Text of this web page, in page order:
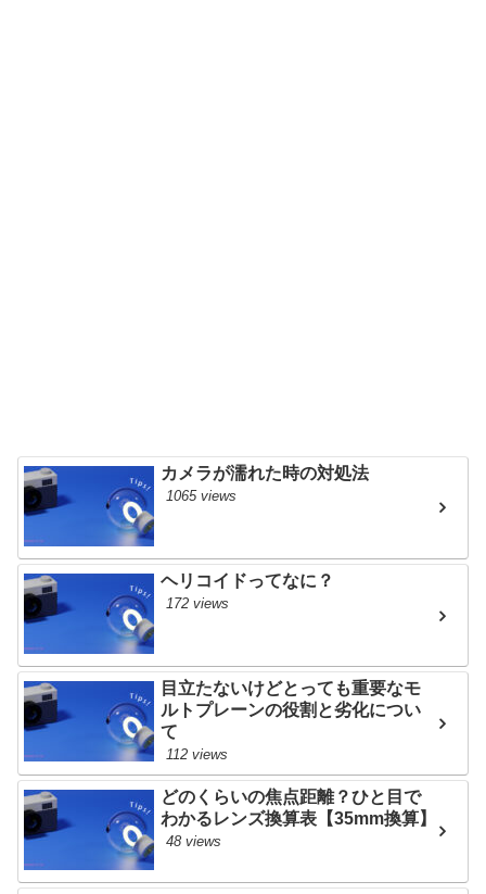
カメラが濡れた時の対処法
1065 views
ヘリコイドってなに？
172 views
目立たないけどとっても重要なモ
ルトプレーンの役割と劣化につい
て
112 views
どのくらいの焦点距離？ひと目で
わかるレンズ換算表【35mm換算】
48 views